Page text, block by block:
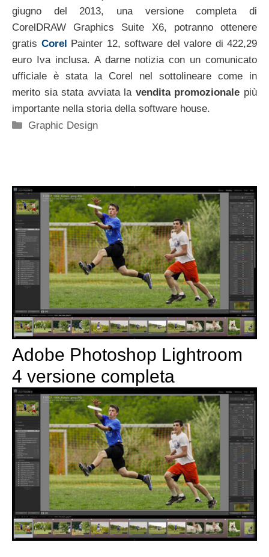
giugno del 2013, una versione completa di
CorelDRAW Graphics Suite X6, potranno ottenere
gratis Corel
Painter 12, software del valore di 422,29
euro Iva inclusa. A darne notizia con un comunicato
ufficiale è stata la Corel nel sottolineare come in
merito sia stata avviata la vendita promozionale più
importante nella storia della software house.
Categorie
Graphic Design
Adobe Photoshop Lightroom
4 versione completa